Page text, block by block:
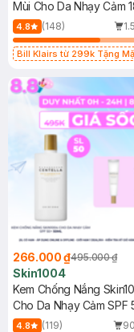
Mùi Cho Da Nhạy Cảm
4.8 (148)
Bill Klairs từ 299k Tặng
25ml (SL Có Hạn)
266.000 ₫495.000 ₫
Skin1004
Kem Chống Nắng
Cho Da Nhạy Cảm SPF
50ml
4.8 (119)